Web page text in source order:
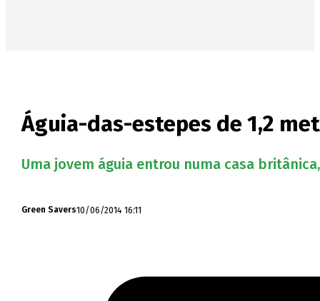
Águia-das-estepes de 1,2
Uma jovem águia entrou numa casa
Green Savers10/06/2014 16:11